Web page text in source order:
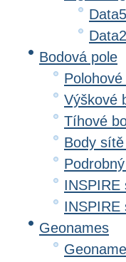
Bodová pole
Výškové
Tíhové
Body
INSPIRE
INSPIRE
Geonames